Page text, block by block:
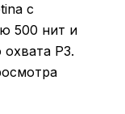
с
500 нит и
P3.